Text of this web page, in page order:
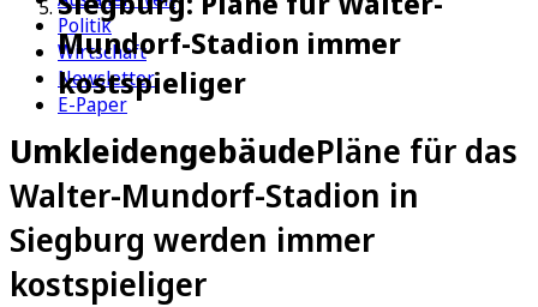
Politik
Wirtschaft
Newsletter
E-Paper
Mundorf-Stadion immer
kostspieliger
UmkleidengebäudePläne für das
Walter-Mundorf-Stadion in
Siegburg werden immer
kostspieliger